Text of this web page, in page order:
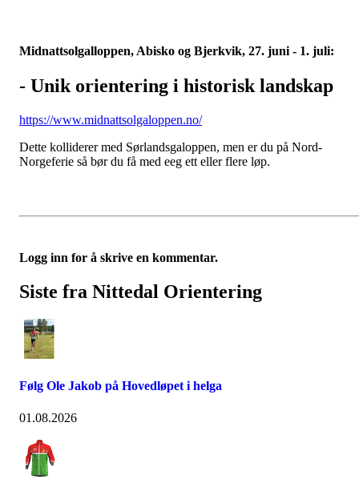
Midnattsolgalloppen, Abisko og Bjerkvik, 27. juni - 1. juli:
- Unik orientering i historisk landskap
https://www.midnattsolgaloppen.no/
Dette kolliderer med Sørlandsgaloppen, men er du på Nord-
Norgeferie så bør du få med eeg ett eller flere løp.
Logg inn for å skrive en kommentar.
Siste fra Nittedal Orientering
Følg Ole Jakob på Hovedløpet i helga
01.08.2026